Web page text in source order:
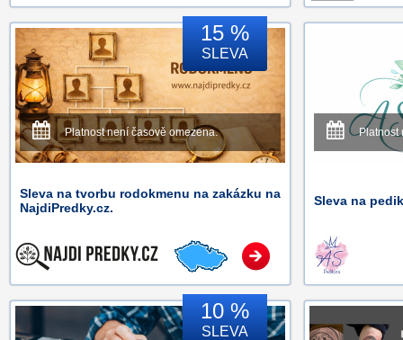
15 %
SLEVA
Platnost není časově omezena.
Sleva na tvorbu rodokmenu na zakázku na
NajdiPredky.cz.
Platnost
Sleva na
10 %
SLEVA